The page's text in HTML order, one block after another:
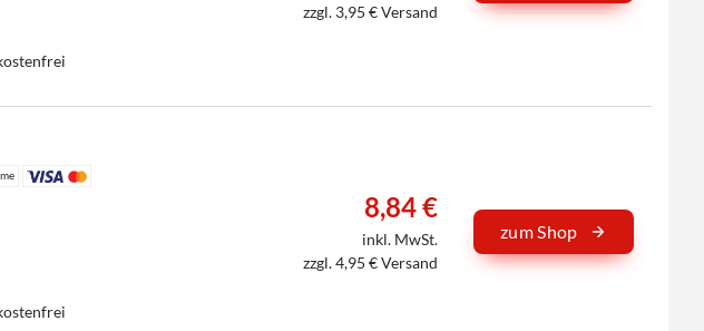
zzgl. 3,95 € Versand
8,84 €
inkl. MwSt.
zzgl. 4,95 € Versand
zum Shop